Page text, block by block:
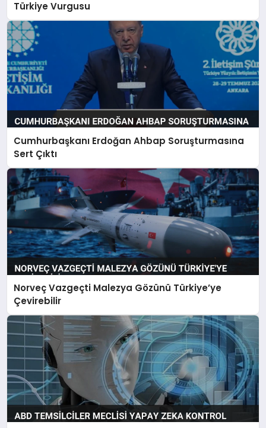
Türkiye Vurgusu
Cumhurbaşkanı Erdoğan Ahbap Soruşturmasına
Sert Çıktı
Norveç Vazgeçti Malezya Gözünü Türkiye’ye
Çevirebilir